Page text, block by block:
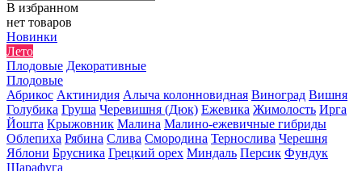
В избранном
нет товаров
Новинки
Лето
Плодовые Декоративные
Плодовые
Абрикос Актинидия Алыча колонновидная Виноград Вишня
Голубика Груша Черевишня (Дюк) Ежевика Жимолость Ирга
Йошта Крыжовник Малина Малино-ежевичные гибриды
Облепиха Рябина Слива Смородина Тернослива Черешня
Яблони Брусника Грецкий орех Миндаль Персик Фундук
Шарафуга